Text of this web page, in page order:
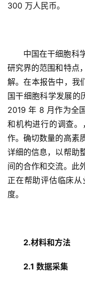
300 万人民币。
中国在干细胞科
研究界的范围和特点
解。在本报告中，我
国干细胞科学发展的
2019 年 8 月作为全
和机构进行的调查
作。确切数量的高素
详细的信息，以帮助
间的合作和交流。此
正在帮助评估临床
度。
2.材料和方法
2.1 数据采集